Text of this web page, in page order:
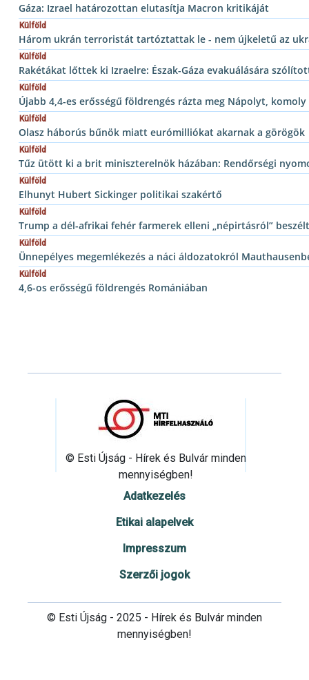
Gáza: Izrael határozottan elutasítja Macron kritikáját
Külföld
Három ukrán terroristát tartóztattak le - nem újkeletű az
Külföld
Rakétákat lőttek ki Izraelre: Észak-Gáza evakuálására
Külföld
Újabb 4,4-es erősségű földrengés rázta meg Nápolyt,
Külföld
Olasz háborús bűnök miatt eurómilliókat akarnak a görögök
Külföld
Tűz ütött ki a brit miniszterelnök házában: Rendőrségi
Külföld
Elhunyt Hubert Sickinger politikai szakértő
Külföld
Trump a dél-afrikai fehér farmerek elleni „népirtásról” beszélt
Külföld
Ünnepélyes megemlékezés a náci áldozatokról
Külföld
4,6-os erősségű földrengés Romániában
© Esti Újság - Hírek és Bulvár minden
mennyiségben!
Adatkezelés
Etikai alapelvek
Impresszum
Szerzői jogok
© Esti Újság - 2025 - Hírek és Bulvár minden
mennyiségben!